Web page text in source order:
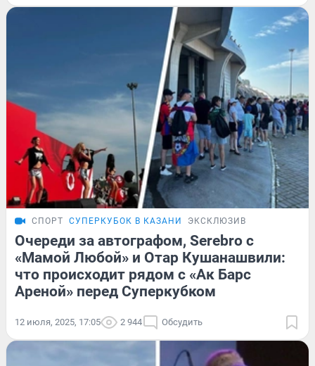
СПОРТ СУПЕРКУБОК В КАЗАНИ ЭКСКЛЮЗИВ
Очереди за автографом, Serebro с
«Мамой Любой» и Отар Кушанашвили:
что происходит рядом с «Ак Барс
Ареной» перед Суперкубком
12 июля, 2025, 17:05 2 944 Обсудить